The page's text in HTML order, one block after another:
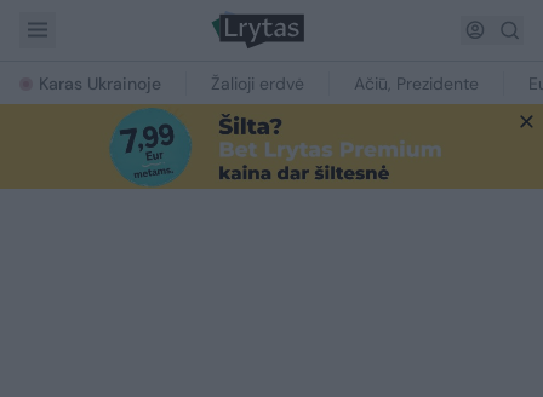
Karas Ukrainoje Žalioji erdvė Ačiū, Prezidente